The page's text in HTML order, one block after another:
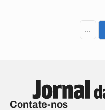
...
Contate-nos